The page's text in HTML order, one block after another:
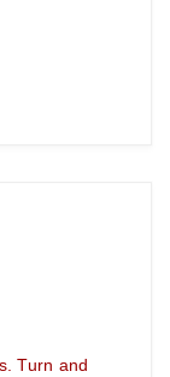
Turn and